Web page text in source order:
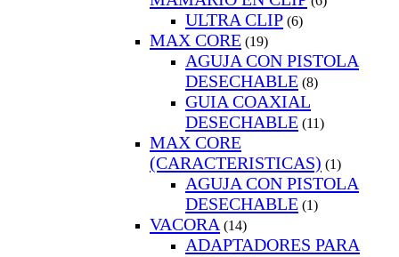
ULTRA CLIP (6)
MAX CORE (19)
AGUJA CON PISTOLA
DESECHABLE (8)
GUIA COAXIAL
DESECHABLE (11)
MAX CORE
(CARACTERISTICAS) (1)
AGUJA CON PISTOLA
DESECHABLE (1)
VACORA (14)
ADAPTADORES PARA